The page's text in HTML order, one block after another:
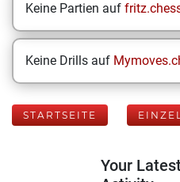
Keine Partien auf
Keine Drills auf
STARTSEITE
Your